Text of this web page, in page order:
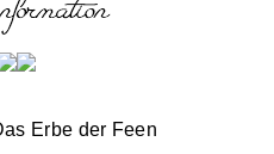
Erbe der Feen